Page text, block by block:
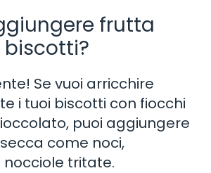
frutta
Se vuoi arricchire
i tuoi biscotti con fiocchi
puoi aggiungere
come noci,
tritate.